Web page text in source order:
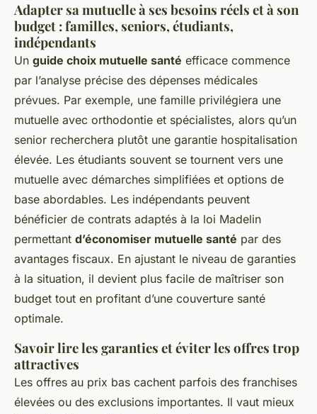
Adapter sa mutuelle à ses besoins réels et à son
budget : familles, seniors, étudiants,
indépendants
Un guide choix mutuelle santé efficace commence
par l’analyse précise des dépenses médicales
prévues. Par exemple, une famille privilégiera une
mutuelle avec orthodontie et spécialistes, alors qu’un
senior recherchera plutôt une garantie hospitalisation
élevée. Les étudiants souvent se tournent vers une
mutuelle avec démarches simplifiées et options de
base abordables. Les indépendants peuvent
bénéficier de contrats adaptés à la loi Madelin
permettant d’économiser mutuelle santé par des
avantages fiscaux. En ajustant le niveau de garanties
à la situation, il devient plus facile de maîtriser son
budget tout en profitant d’une couverture santé
optimale.
Savoir lire les garanties et éviter les offres trop
attractives
Les offres au prix bas cachent parfois des franchises
élevées ou des exclusions importantes. Il vaut mieux